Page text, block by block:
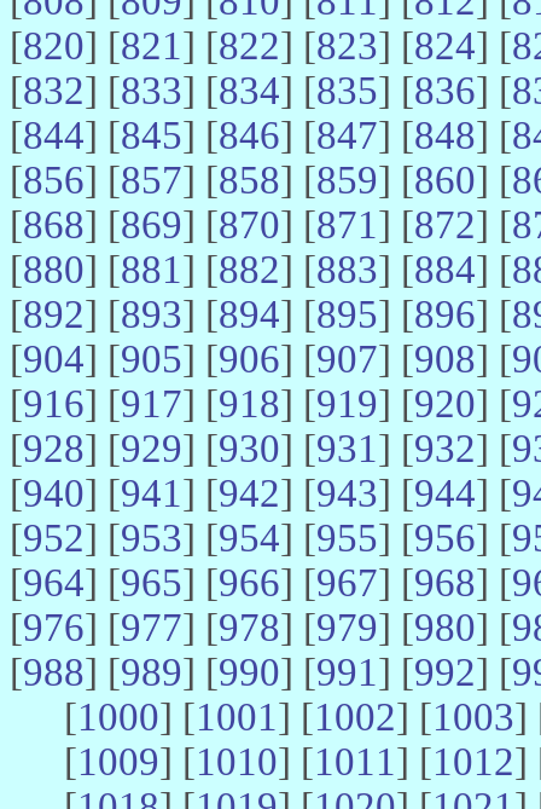
[820] [821] [822] [823] [824] [
[832] [833] [834] [835] [836] [
[844] [845] [846] [847] [848] [
[856] [857] [858] [859] [860] [
[868] [869] [870] [871] [872] [
[880] [881] [882] [883] [884] [
[892] [893] [894] [895] [896] [
[904] [905] [906] [907] [908] [
[916] [917] [918] [919] [920] [
[928] [929] [930] [931] [932] [
[940] [941] [942] [943] [944] [
[952] [953] [954] [955] [956] [
[964] [965] [966] [967] [968] [
[976] [977] [978] [979] [980] [
[988] [989] [990] [991] [992] [
[1000] [1001] [1002] [1003]
[1009] [1010] [1011] [1012]